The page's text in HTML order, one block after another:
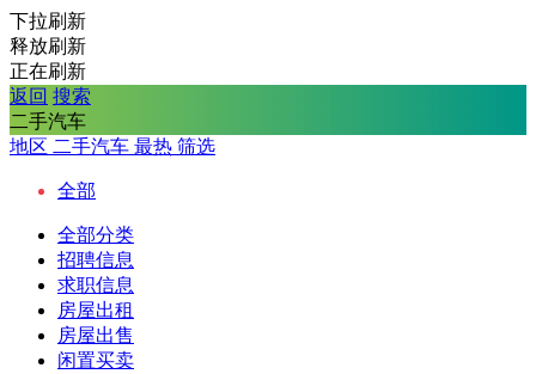
下拉刷新
释放刷新
正在刷新
返回 搜索
二手汽车
地区 二手汽车 最热 筛选
全部
全部分类
招聘信息
求职信息
房屋出租
房屋出售
闲置买卖